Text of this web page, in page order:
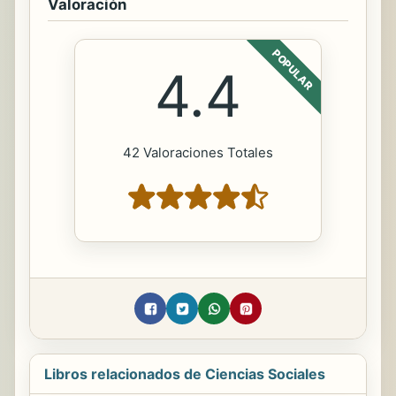
Valoración
POPULAR
4.4
42 Valoraciones Totales
Libros relacionados de Ciencias Sociales